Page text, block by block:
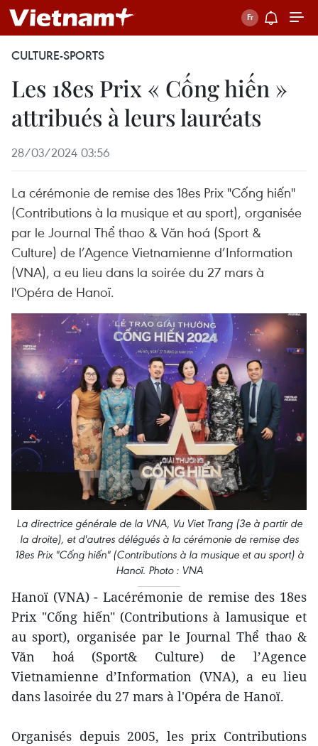
CULTURE-SPORTS
Les 18es Prix « Cống hiến »
attribués à leurs lauréats
28/03/2024 03:56
La cérémonie de remise des 18es Prix "Cống hiến"
(Contributions à la musique et au sport), organisée
par le Journal Thể thao & Văn hoá (Sport &
Culture) de l’Agence Vietnamienne d’Information
(VNA), a eu lieu dans la soirée du 27 mars à
l'Opéra de Hanoï.
La directrice générale de la VNA, Vu Viet Trang (3e à partir de
la droite), et d'autres délégués à la cérémonie de remise des
18es Prix "Cống hiến" (Contributions à la musique et au sport) à
Hanoï. Photo : VNA
Hanoï (VNA) - Lacérémonie de remise des 18es
Prix "Cống hiến" (Contributions à lamusique et
au sport), organisée par le Journal Thể thao &
Văn hoá (Sport& Culture) de l’Agence
Vietnamienne d’Information (VNA), a eu lieu
dans lasoirée du 27 mars à l'Opéra de Hanoï.
Organisés depuis 2005, les prix Contributions